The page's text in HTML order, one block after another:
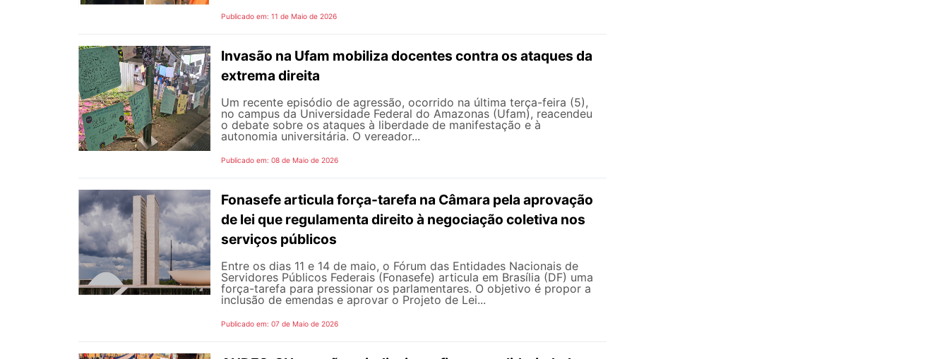
Publicado em: 11 de Maio de 2026
Invasão na Ufam mobiliza docentes contra os ataques da
extrema direita
Um recente episódio de agressão, ocorrido na última terça-feira (5),
no campus da Universidade Federal do Amazonas (Ufam), reacendeu
o debate sobre os ataques à liberdade de manifestação e à
autonomia universitária. O vereador...
Publicado em: 08 de Maio de 2026
Fonasefe articula força-tarefa na Câmara pela aprovação
de lei que regulamenta direito à negociação coletiva nos
serviços públicos
Entre os dias 11 e 14 de maio, o Fórum das Entidades Nacionais de
Servidores Públicos Federais (Fonasefe) articula em Brasília (DF) uma
força-tarefa para pressionar os parlamentares. O objetivo é propor a
inclusão de emendas e aprovar o Projeto de Lei...
Publicado em: 07 de Maio de 2026